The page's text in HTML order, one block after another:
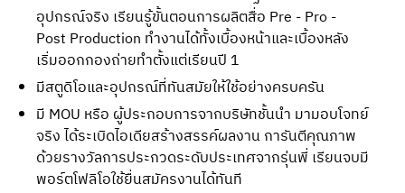
อุปกรณ์จริง เรียนรู้ขั้นตอนการผลิตสื่อ Pre - Pro -
Post Production ทำงานได้ทั้งเบื้องหน้าและเบื้องหลัง
เริ่มออกกองถ่ายทำตั้งแต่เรียนปี 1
มีสตูดิโอและอุปกรณ์ที่ทันสมัยให้ใช้อย่างครบครัน
มี MOU หรือ ผู้ประกอบการจากบริษัทชั้นนำ มามอบโจทย์
จริง ได้ระเบิดไอเดียสร้างสรรค์ผลงาน การันตีคุณภาพ
ด้วยรางวัลการประกวดระดับประเทศจากรุ่นพี่ เรียนจบมี
พอร์ตโฟลิโอใช้ยื่นสมัครงานได้ทันที